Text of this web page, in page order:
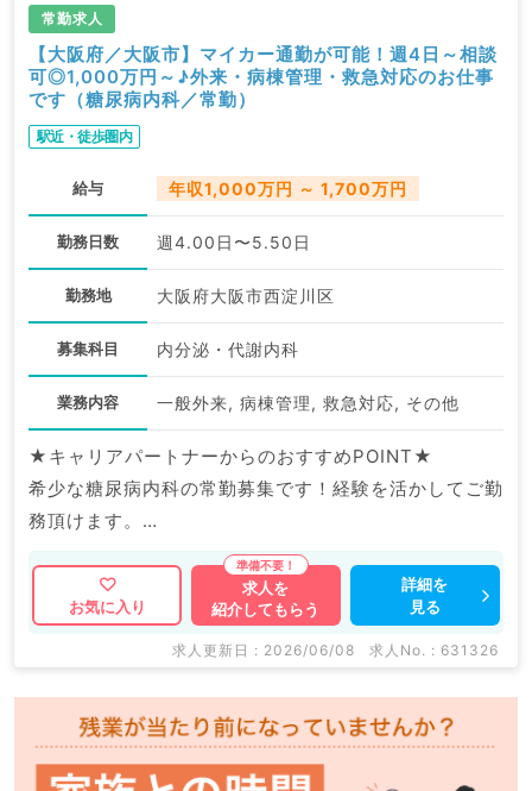
常勤求人
【大阪府／大阪市】マイカー通勤が可能！週4日～相談
可◎1,000万円～♪外来・病棟管理・救急対応のお仕事
です（糖尿病内科／常勤）
駅近・徒歩圏内
給与 年収1,000万円 ～ 1,700万円
勤務日数 週4.00日〜5.50日
勤務地 大阪府大阪市西淀川区
募集科目 内分泌・代謝内科
業務内容 一般外来, 病棟管理, 救急対応, その他
★キャリアパートナーからのおすすめPOINT★
希少な糖尿病内科の常勤募集です！経験を活かしてご勤
務頂けます。
最寄り駅より徒歩すぐ◎通勤も大変便利です♪
マイナビDOCTORでは病院やクリニックなどの医療機
関求人はもちろんのこと、
ます。
求人内容の詳細等はお気軽にお問合せ下さい。
お気に入り
求人を
紹介してもらう
詳細を
見る
求人更新日 : 2026/06/08 求人No. : 631326